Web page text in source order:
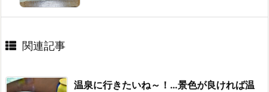
関連記事
温泉に行きたいね～！…景色が良ければ温